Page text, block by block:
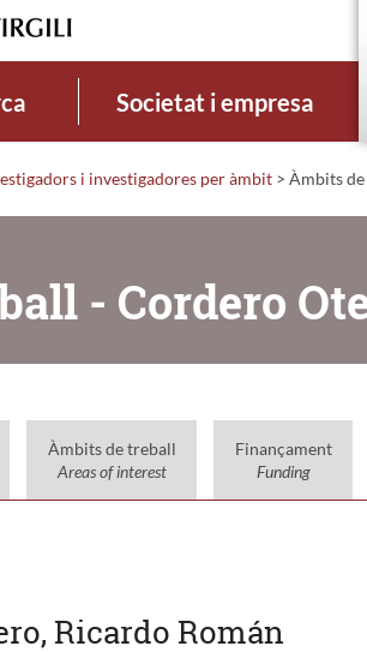
Societat i empresa
i investigadores per àmbit > Àmbits
- Cordero
Àmbits de treball
Areas of interest
Finançament
Funding
Ricardo Román